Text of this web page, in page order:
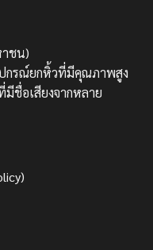
ชน)
กรณ์ยกหิ้วที่มีคุณภาพสูง
ชื่อเสียงจากหลาย